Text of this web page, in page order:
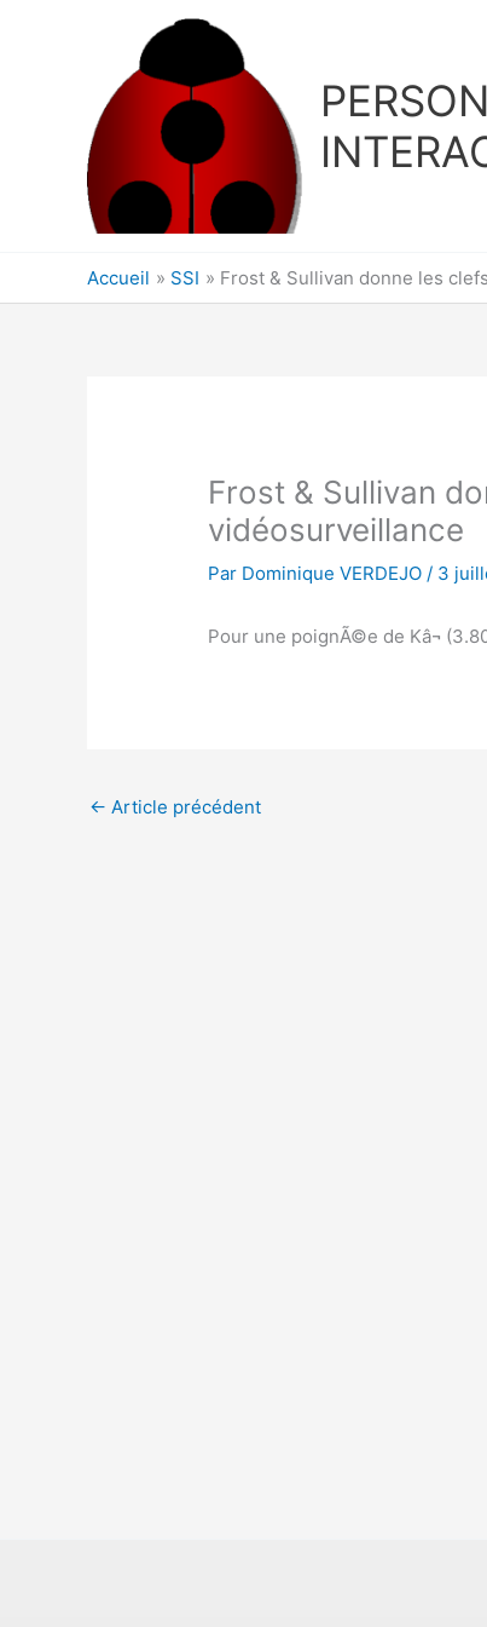
Accueil SSI Frost & Sullivan donne les
Frost & Sullivan
vidéosurveillance
Par Dominique VERDEJO/ 3
Pour une poignÃ©e de Kâ¬
← Article précédent